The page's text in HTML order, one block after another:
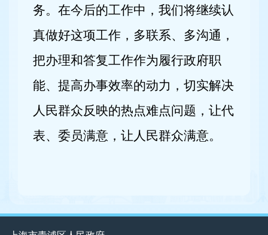
务。在今后的工作中，我们将继续认
真做好这项工作，多联系、多沟通，
把办理和答复工作作为履行政府职
能、提高办事效率的动力，切实解决
人民群众反映的热点难点问题，让代
表、委员满意，让人民群众满意。